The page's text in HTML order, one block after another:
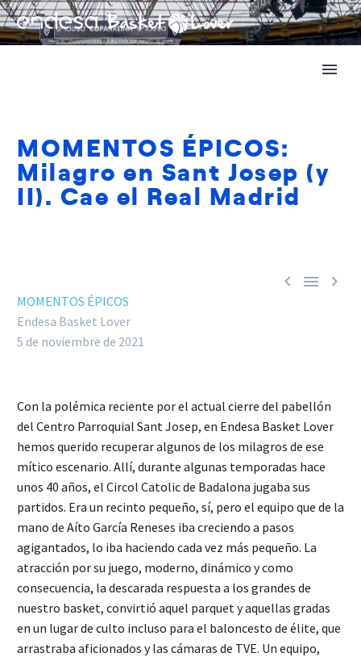
MOMENTOS ÉPICOS:
Milagro en Sant Josep (y
II). Cae el Real Madrid
  
MOMENTOS ÉPICOS
Endesa Basket Lover
5 de noviembre de 2021
Con la polémica reciente por el actual cierre del pabellón
del Centro Parroquial Sant Josep, en Endesa Basket Lover
hemos querido recuperar algunos de los milagros de ese
mítico escenario. Allí, durante algunas temporadas hace
unos 40 años, el Circol Catolic de Badalona jugaba sus
partidos. Era un recinto pequeño, sí, pero el equipo que de la
mano de Aíto García Reneses iba creciendo a pasos
agigantados, lo iba haciendo cada vez más pequeño. La
atracción por su juego, moderno, dinámico y como
consecuencia, la descarada respuesta a los grandes de
nuestro basket, convirtió aquel parquet y aquellas gradas
en un lugar de culto incluso para el baloncesto de élite, que
arrastraba aficionados y las cámaras de TVE. Un equipo,